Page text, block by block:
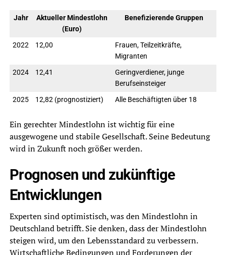
Jahr
Aktueller Mindestlohn
(Euro)
Benefizierende Gruppen
2022 12,00
Frauen, Teilzeitkräfte,
Migranten
2024
12,41
Geringverdiener, junge
Berufseinsteiger
2025
12,82 (prognostiziert) Alle Beschäftigten über 18
Ein gerechter Mindestlohn ist wichtig für eine
ausgewogene und stabile Gesellschaft. Seine Bedeutung
wird in Zukunft noch größer werden.
Prognosen und zukünftige
Entwicklungen
Experten sind optimistisch, was den Mindestlohn in
Deutschland betrifft. Sie denken, dass der Mindestlohn
steigen wird, um den Lebensstandard zu verbessern.
Wirtschaftliche Bedingungen und Forderungen der